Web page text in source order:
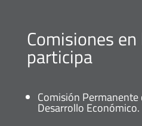
Comisiones
participa
Comisión Permanente
Desarrollo Económico.